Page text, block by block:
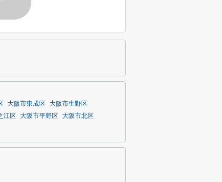
大阪市東成区
大阪市生野区
江区 大阪市平野区
大阪市北区